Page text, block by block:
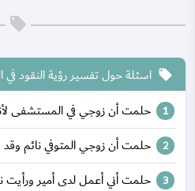
local_offer اسئلة حول تفسير رؤية النقود في
حلمت أن زوجي في المستشفى
حلمت أن زوجي المتوفي نائم وقد
حلمت أني أعمل لدى أمير